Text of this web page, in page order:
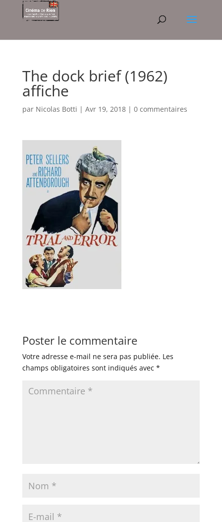
The dock brief (1962)
affiche
par Nicolas Botti | Avr 19, 2018| 0 commentaires
Poster le commentaire
Votre adresse e-mail ne sera pas publiée. Les
champs obligatoires sont indiqués avec *